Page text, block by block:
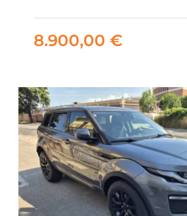
8.900,00
8.900,00 €